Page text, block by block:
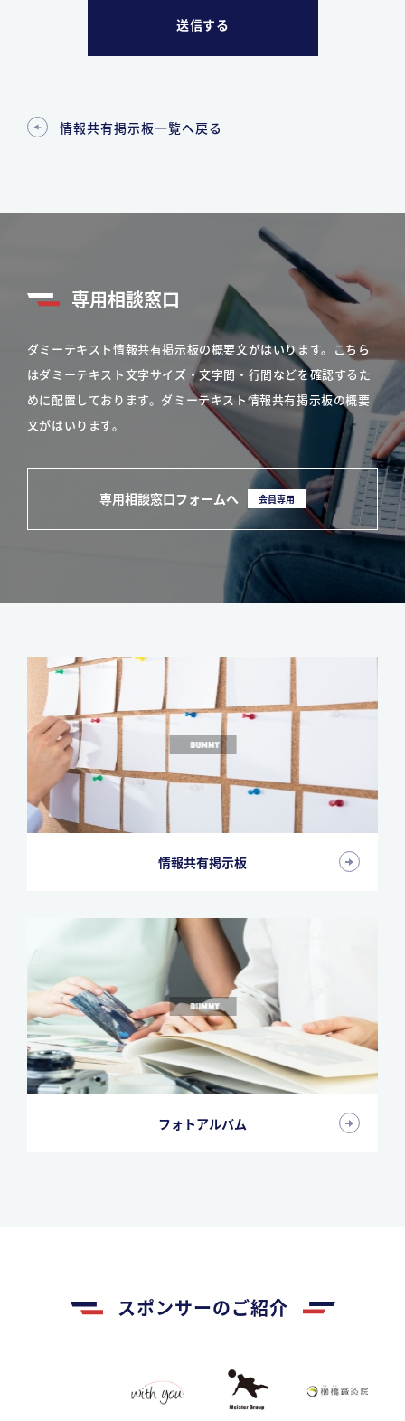
情報共有掲示板一覧へ戻る
専用相談窓口
ダミーテキスト情報共有掲示板の概要文がはいります。こちら
はダミーテキスト文字サイズ・文字間・行間などを確認するた
めに配置しております。ダミーテキスト情報共有掲示板の概要
文がはいります。
専用相談窓口フォームへ 会員専用
情報共有掲示板
フォトアルバム
スポンサーのご紹介